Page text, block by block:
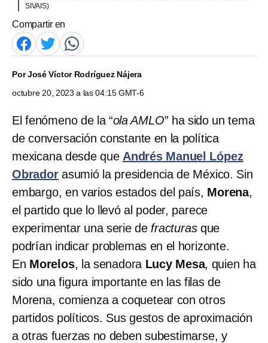
SIVAIS)
Compartir en
PorJosé Víctor Rodríguez Nájera
octubre 20, 2023 a las 04:15 GMT-6
El fenómeno de la “ola AMLO” ha sido un tema
de conversación constante en la política
mexicana desde que Andrés Manuel López
Obradorasumió la presidencia de México. Sin
embargo, en varios estados del país, Morena,
el partido que lo llevó al poder, parece
experimentar una serie de fracturas que
podrían indicar problemas en el horizonte.
En Morelos, la senadora Lucy Mesa, quien ha
sido una figura importante en las filas de
Morena, comienza a coquetear con otros
partidos políticos. Sus gestos de aproximación
a otras fuerzas no deben subestimarse, y